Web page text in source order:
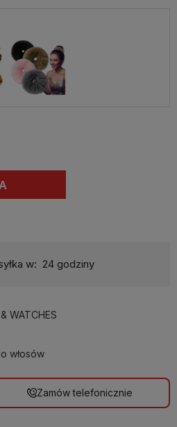
w: 24 godziny
WATCHES
włosów
Zamów telefonicznie